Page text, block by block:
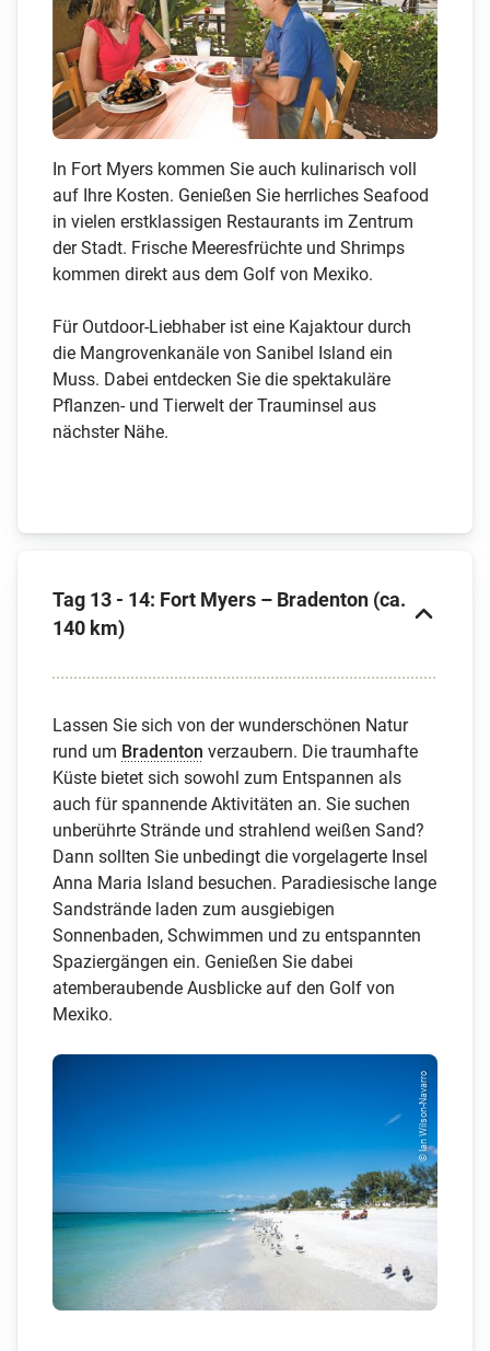
In Fort Myers kommen Sie auch kulinarisch voll
auf Ihre Kosten. Genießen Sie herrliches Seafood
in vielen erstklassigen Restaurants im Zentrum
der Stadt. Frische Meeresfrüchte und Shrimps
kommen direkt aus dem Golf von Mexiko.
Für Outdoor-Liebhaber ist eine Kajaktour durch
die Mangrovenkanäle von Sanibel Island ein
Muss. Dabei entdecken Sie die spektakuläre
Pflanzen- und Tierwelt der Trauminsel aus
nächster Nähe.
Tag 13 - 14: Fort Myers – Bradenton (ca.
140 km)
Lassen Sie sich von der wunderschönen Natur
rund um Bradenton verzaubern. Die traumhafte
Küste bietet sich sowohl zum Entspannen als
auch für spannende Aktivitäten an. Sie suchen
unberührte Strände und strahlend weißen Sand?
Dann sollten Sie unbedingt die vorgelagerte Insel
Anna Maria Island besuchen. Paradiesische lange
Sandstrände laden zum ausgiebigen
Sonnenbaden, Schwimmen und zu entspannten
Spaziergängen ein. Genießen Sie dabei
atemberaubende Ausblicke auf den Golf von
Mexiko.
© Ian Wilson-Navarro